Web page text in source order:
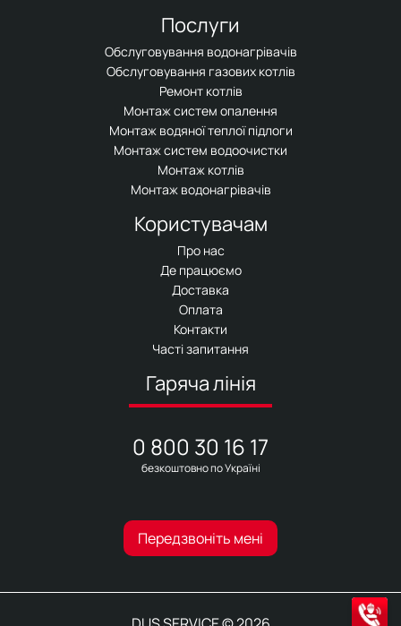
Послуги
Обслуговування водонагрівачів
Обслуговування газових котлів
Ремонт котлів
Монтаж систем опалення
Монтаж водяної теплої підлоги
Монтаж систем водоочистки
Монтаж котлів
Монтаж водонагрівачів
Користувачам
Про нас
Де працюємо
Доставка
Оплата
Контакти
Часті запитання
Гаряча лінія
0 800 30 16 17
безкоштовно по Україні
Передзвоніть мені